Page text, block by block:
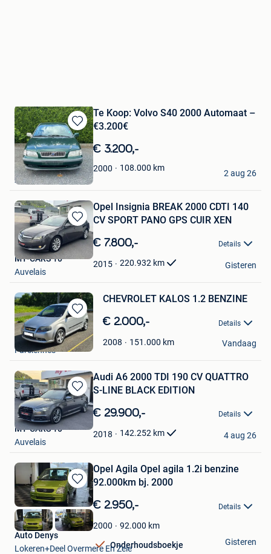
Bewaren
in
Mijn
Favorieten
Te Koop: Volvo S40 2000 Automaat –
€3.200€
€ 3.200,-
2000 108.000 km
CELICIOUS MOTORS
Zedelgem
2 aug 26
Bewaren
in
Mijn
Favorieten
Opel Insignia BREAK 2000 CDTI 140
CV SPORT PANO GPS CUIR XEN
€ 7.800,- Details
2015 220.932 km
MY-CARS 10
Auvelais
Gisteren
Bewaren
in
Mijn
Favorieten
CHEVROLET KALOS 1.2 BENZINE
€ 2.000,- Details
2008 151.000 km
MEM
Farciennes
Vandaag
Bewaren
in
Mijn
Favorieten
Audi A6 2000 TDI 190 CV QUATTRO
S-LINE BLACK EDITION
€ 29.900,- Details
2018 142.252 km
MY-CARS 10
Auvelais
4 aug 26
Bewaren
in
Mijn
Favorieten
Opel Agila Opel agila 1.2i benzine
92.000km bj. 2000
€ 2.950,- Details
2000 92.000 km
Onderhoudsboekje
Auto Denys
Lokeren+Deel Overmere En Zele
Gisteren